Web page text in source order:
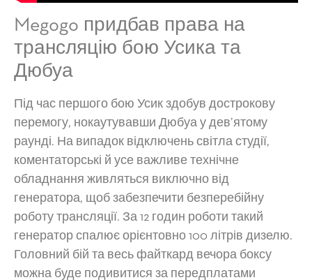
Megogo придбав права на
трансляцію бою Усика та
Дюбуа
Під час першого бою Усик здобув дострокову
перемогу, нокаутувавши Дюбуа у дев’ятому
раунді. На випадок відключень світла студії,
коментаторські й усе важливе технічне
обладнання живляться виключно від
генератора, щоб забезпечити безперебійну
роботу трансляції. За 12 годин роботи такий
генератор спалює орієнтовно 100 літрів дизелю.
Головний бій та весь файткард вечора боксу
можна буде подивитися за передплатами